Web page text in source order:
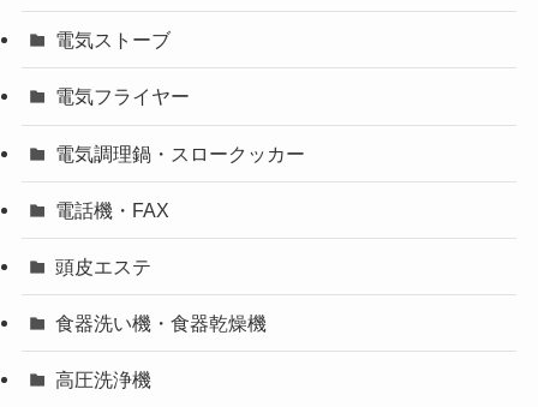
電気ストーブ
電気フライヤー
電気調理鍋・スロークッカー
電話機・FAX
頭皮エステ
食器洗い機・食器乾燥機
高圧洗浄機